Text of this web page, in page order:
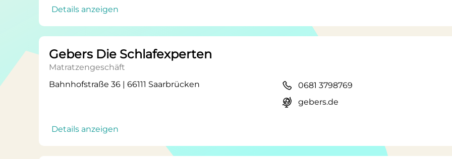
Details anzeigen
Gebers Die Schlafexperten
Matratzengeschäft
Bahnhofstraße 36 | 66111 Saarbrücken
Details anzeigen
0681 3798769
gebers.de